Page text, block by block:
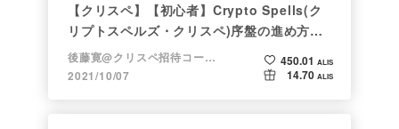
【クリスペ】【初心者】Crypto Spells(ク
リプトスペルズ・クリスペ)序盤の進め方
【NFTゲーム】
後藤寛@クリスペ招待コード→LHiH
2021/10/07
450.01 ALIS
14.70 ALIS